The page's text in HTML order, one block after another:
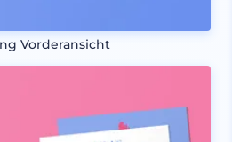
Vorderansicht